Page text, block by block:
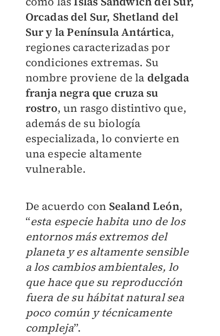
Orcadas del Sur, Shetland del
Sur y la Península Antártica,
regiones caracterizadas por
condiciones extremas. Su
nombre proviene de la delgada
franja negra que cruza su
rostro, un rasgo distintivo que,
además de su biología
especializada, lo convierte en
una especie altamente
vulnerable.
De acuerdo con Sealand León,
“esta especie habita uno de los
entornos más extremos del
planeta y es altamente sensible
a los cambios ambientales, lo
que hace que su reproducción
fuera de su hábitat natural sea
poco común y técnicamente
compleja”.